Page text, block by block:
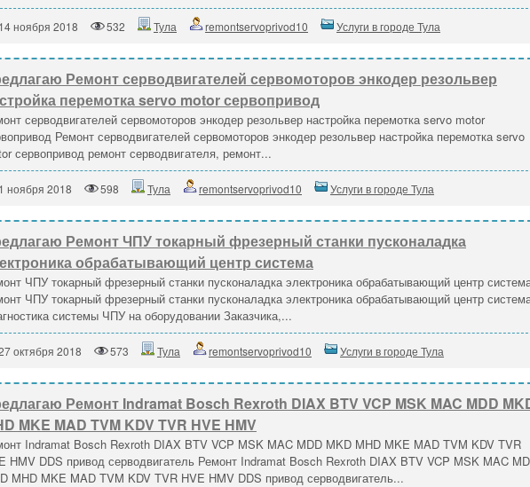
14 ноября 2018 532 Тула remontservoprivod10 Услуги в городе Тула
Ремонт серводвигателей сервомоторов энкодер резольвер
перемотка servo motor сервопривод
серводвигателей сервомоторов энкодер резольвер настройка перемотка servo motor
Ремонт серводвигателей сервомоторов энкодер резольвер настройка перемотка servo
сервопривод ремонт серводвигателя, ремонт...
1 ноября 2018 598 Тула remontservoprivod10 Услуги в городе Тула
Ремонт ЧПУ токарный фрезерный станки пусконаладка
обрабатывающий центр система
ЧПУ токарный фрезерный станки пусконаладка электроника обрабатывающий центр
ЧПУ токарный фрезерный станки пусконаладка электроника обрабатывающий центр
системы ЧПУ на оборудовании Заказчика,...
октября 2018 573 Тула remontservoprivod10 Услуги в городе Тула
Ремонт Indramat Bosch Rexroth DIAX BTV VCP MSK MAC MDD
MKE MAD TVM KDV TVR HVE HMV
Indramat Bosch Rexroth DIAX BTV VCP MSK MAC MDD MKD MHD MKE MAD TVM KDV TVR
HMV DDS привод серводвигатель Ремонт Indramat Bosch Rexroth DIAX BTV VCP MSK MAC
MHD MKE MAD TVM KDV TVR HVE HMV DDS привод серводвигатель...